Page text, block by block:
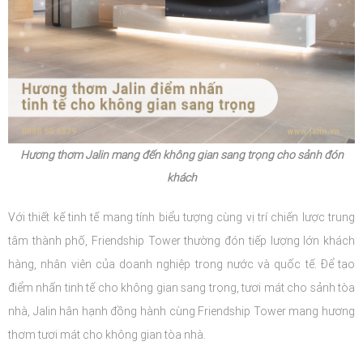
Hương thơm Jalin mang đến không gian sang trọng cho sảnh đón
khách
Với thiết kế tinh tế mang tính biểu tượng cùng vị trí chiến lược trung
tâm thành phố, Friendship Tower thường đón tiếp lượng lớn khách
hàng, nhân viên của doanh nghiệp trong nước và quốc tế. Để tạo
điểm nhấn tinh tế cho không gian sang trọng, tươi mát cho sảnh tòa
nhà, Jalin hân hạnh đồng hành cùng Friendship Tower mang hương
thơm tươi mát cho không gian tòa nhà.